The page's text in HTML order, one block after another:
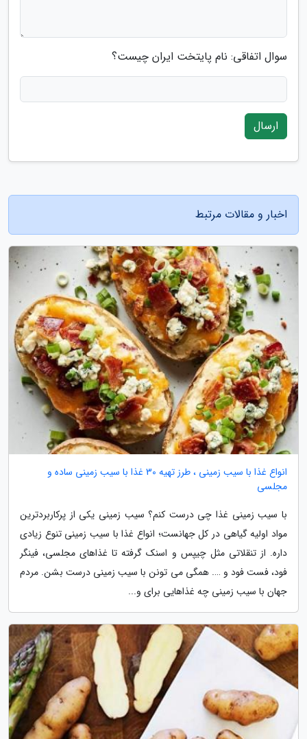
سوال اتفاقی: نام پایتخت ایران چیست؟
ارسال
اخبار و مقالات مرتبط
انواع غذا با سیب زمینی ، طرز تهیه 30 غذا با سیب زمینی ساده و
مجلسی
با سیب زمینی غذا چی درست کنم؟ سیب زمینی یکی از پرکاربردترین
مواد اولیه گیاهی در کل جهانست؛ انواع غذا با سیب زمینی تنوع زیادی
داره. از تنقلاتی مثل چیپس و اسنک گرفته تا غذاهای مجلسی، فینگر
فود، فست فود و …. همگی می تونن با سیب زمینی درست بشن. مردم
جهان با سیب زمینی چه غذاهایی برای و...